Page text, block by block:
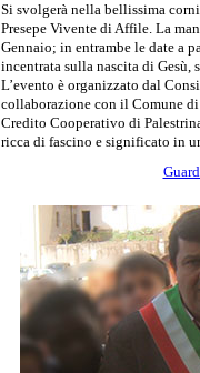
Si svolgerà nella bellissima
Presepe Vivente di Affile. La
Gennaio; in entrambe le date a
incentrata sulla nascita di Gesù,
L’evento è organizzato dal
collaborazione con il Comune
Credito Cooperativo di
ricca di fascino e significato in